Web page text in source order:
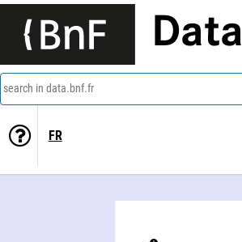
Data
search in data.bnf.fr
FR